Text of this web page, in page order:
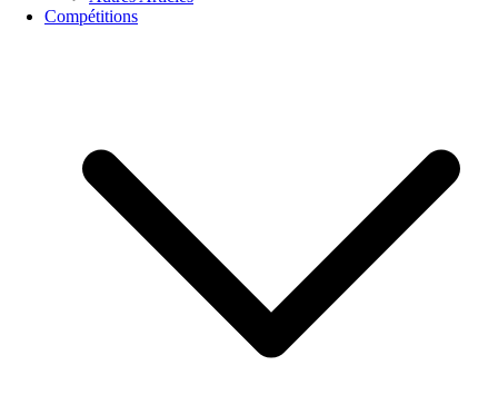
Compétitions